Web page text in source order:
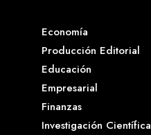
Economía
Producción Editorial
Educación
Empresarial
Finanzas
Investigación Científica